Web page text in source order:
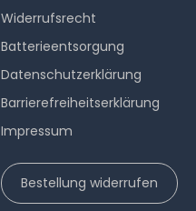
Widerrufs­recht
Batterieentsorgung
Datenschutzerklärung
Barrierefreiheitserklärung
Impressum
Bestellung widerrufen